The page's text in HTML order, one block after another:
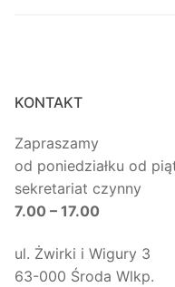
KONTAKT
Zapraszamy
od poniedziałku od
sekretariat czynny
7.00 – 17.00
ul. Żwirki i Wigury 3
63-000 Środa Wlkp.